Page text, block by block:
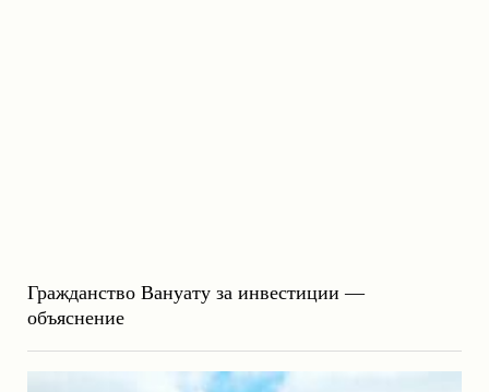
Гражданство Вануату за инвестиции —
объяснение